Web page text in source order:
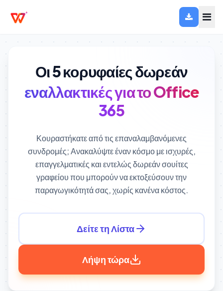
Οι 5 κορυφαίες δωρεάν
εναλλακτικές για το Office
365
Κουραστήκατε από τις επαναλαμβανόμενες
συνδρομές; Ανακαλύψτε έναν κόσμο με ισχυρές,
επαγγελματικές και εντελώς δωρεάν σουίτες
γραφείου που μπορούν να εκτοξεύσουν την
παραγωγικότητά σας, χωρίς κανένα κόστος.
Δείτε τη Λίστα
Λήψη τώρα